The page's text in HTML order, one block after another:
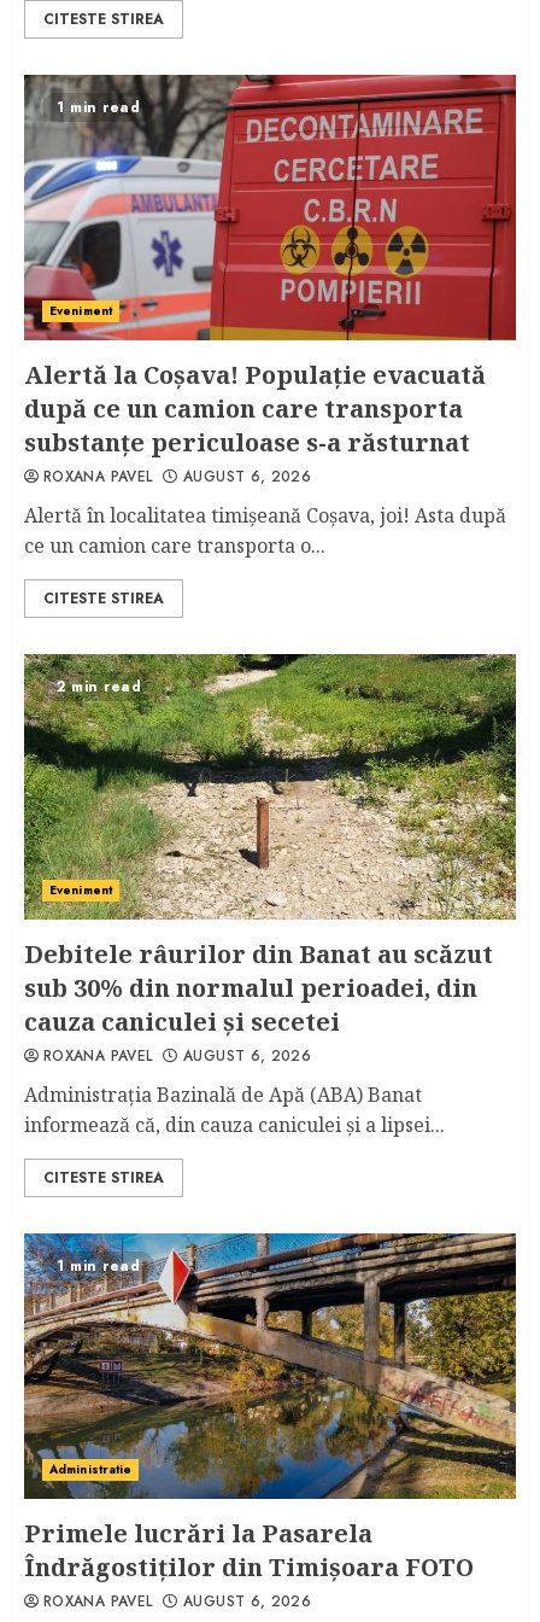
CITESTE STIREA
1 min read
Eveniment
Alertă la Coşava! Populaţie evacuată
după ce un camion care transporta
substanţe periculoase s-a răsturnat
ROXANA PAVEL AUGUST 6, 2026
Alertă în localitatea timişeană Coşava, joi! Asta după
ce un camion care transporta o...
CITESTE STIREA
2 min read
Eveniment
Debitele râurilor din Banat au scăzut
sub 30% din normalul perioadei, din
cauza caniculei şi secetei
ROXANA PAVEL AUGUST 6, 2026
Administrația Bazinală de Apă (ABA) Banat
informează că, din cauza caniculei şi a lipsei...
CITESTE STIREA
1 min read
Administratie
Primele lucrări la Pasarela
Îndrăgostiţilor din Timişoara FOTO
ROXANA PAVEL AUGUST 6, 2026